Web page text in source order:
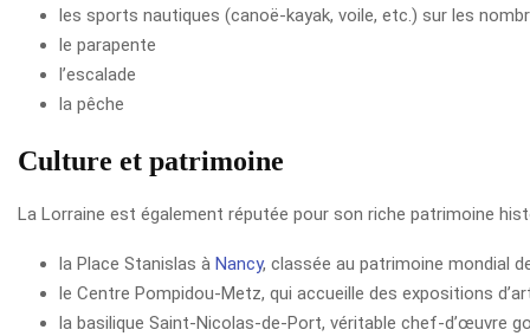
les sports nautiques (canoë-kayak, voile, etc.) sur les
le parapente
l’escalade
la pêche
Culture et patrimoine
La Lorraine est également réputée pour son riche patrimoine
la Place Stanislas à Nancy, classée au patrimoine mondial de
le Centre Pompidou-Metz, qui accueille des expositions
la basilique Saint-Nicolas-de-Port, véritable chef-d’œuvre